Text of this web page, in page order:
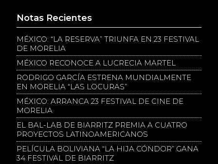
Notas Recientes
MÉXICO: “LA RESERVA” TRIUNFA EN 23 FESTIVAL
DE MORELIA
MÉXICO RECONOCE A LUCRECIA MARTEL
RODRIGO GARCÍA ESTRENA MUNDIALMENTE
EN MORELIA “LAS LOCURAS”
MÉXICO: ARRANCA 23 FESTIVAL DE CINE DE
MORELIA
EL BAL-LAB DE BIARRITZ PREMIA A CUATRO
PROYECTOS LATINOAMERICANOS
PELÍCULA BOLIVIANA “LA HIJA CÓNDOR” GANA
34 FESTIVAL DE BIARRITZ